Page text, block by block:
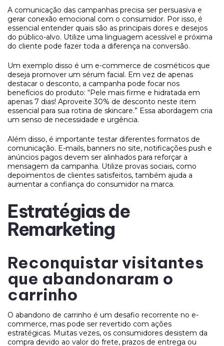
A comunicação das campanhas precisa ser persuasiva e
gerar conexão emocional com o consumidor. Por isso, é
essencial entender quais são as principais dores e desejos
do público-alvo. Utilize uma linguagem acessível e próxima
do cliente pode fazer toda a diferença na conversão.
Um exemplo disso é um e-commerce de cosméticos que
deseja promover um sérum facial. Em vez de apenas
destacar o desconto, a campanha pode focar nos
benefícios do produto: “Pele mais firme e hidratada em
apenas 7 dias! Aproveite 30% de desconto neste item
essencial para sua rotina de skincare.” Essa abordagem cria
um senso de necessidade e urgência.
Além disso, é importante testar diferentes formatos de
comunicação. E-mails, banners no site, notificações push e
anúncios pagos devem ser alinhados para reforçar a
mensagem da campanha. Utilize provas sociais, como
depoimentos de clientes satisfeitos, também ajuda a
aumentar a confiança do consumidor na marca.
Estratégias de
Remarketing
Reconquistar visitantes
que abandonaram o
carrinho
O abandono de carrinho é um desafio recorrente no e-
commerce, mas pode ser revertido com ações
estratégicas. Muitas vezes, os consumidores desistem da
compra devido ao valor do frete, prazos de entrega ou